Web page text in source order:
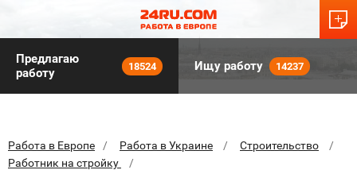
Предлагаю
работу
18524 Ищу работу 14237
Работа в Европе Работа в Украине
Строительство
Работник на стройку